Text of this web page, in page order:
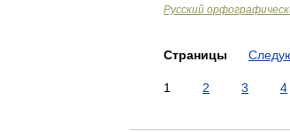
Русский
Страницы
1 2 3 4